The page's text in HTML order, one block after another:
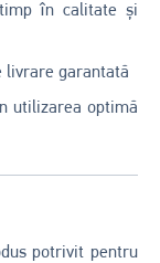
în calitate și
livrare garantată
utilizarea optimă
potrivit pentru